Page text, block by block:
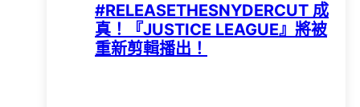
#RELEASETHESNYDERCUT 成
真！『JUSTICE LEAGUE』將被
重新剪輯播出！